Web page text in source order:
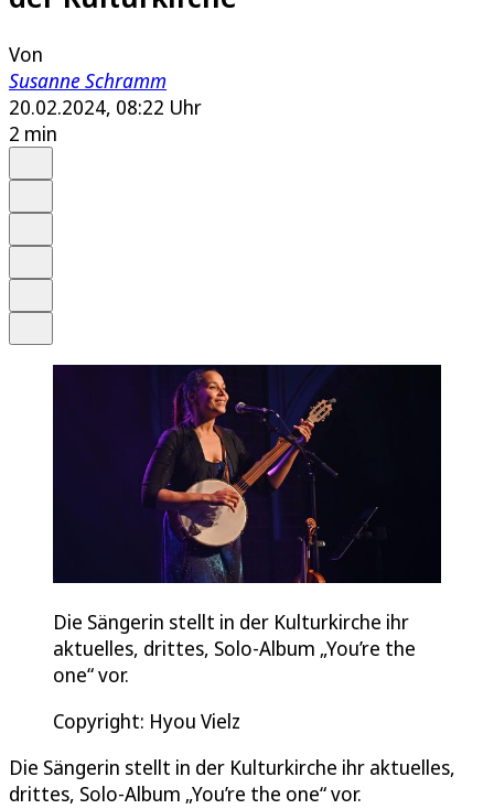
Von
Susanne Schramm
20.02.2024, 08:22 Uhr
2 min
Die Sängerin stellt in der Kulturkirche ihr
aktuelles, drittes, Solo-Album „You’re the
one“ vor.
Copyright: Hyou Vielz
Die Sängerin stellt in der Kulturkirche ihr aktuelles,
drittes, Solo-Album „You’re the one“ vor.